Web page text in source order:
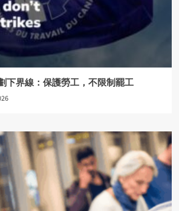
下界線：保護勞工，不限制罷工